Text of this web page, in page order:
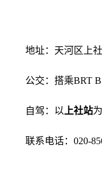
地址：天河区上
公交：搭乘BRT
自驾：以 上社站
联系电话：020-